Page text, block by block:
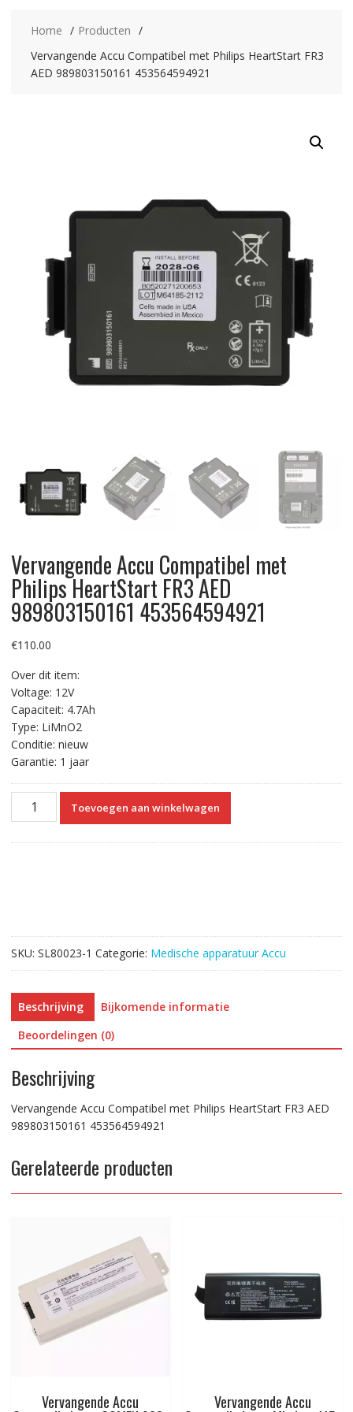
Home
Producten
Vervangende Accu Compatibel met Philips HeartStart FR3
AED 989803150161 453564594921
Vervangende Accu Compatibel met
Philips HeartStart FR3 AED
989803150161 453564594921
€110.00
Over dit item:
Voltage: 12V
Capaciteit: 4.7Ah
Type: LiMnO2
Conditie: nieuw
Garantie: 1 jaar
Vervangende
Accu
989803150161
453564594921
aantal
Toevoegen aan winkelwagen
SKU: SL80023-1 Categorie: Medische apparatuur Accu
Beschrijving
Bijkomende informatie
Beoordelingen (0)
Beschrijving
Vervangende Accu Compatibel met Philips HeartStart FR3 AED
989803150161 453564594921
Gerelateerde producten
Vervangende Accu Vervangende Accu